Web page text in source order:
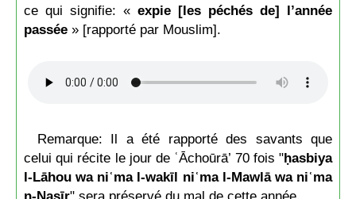
ce qui signifie: « expie [les péchés de] l’année
passée» [rapporté par Mouslim].
Remarque: Il a été rapporté des savants que
celui qui récite le jour de ʿĀchoūrā’ 70 fois "ḥasbiya
l-Lāhou wa niʿma l-wakīl niʿma l-Mawlā wa niʿma